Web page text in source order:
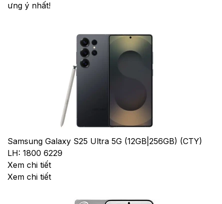
ưng ý nhất!
Samsung Galaxy S25 Ultra 5G (12GB|256GB) (CTY)
LH: 1800 6229
Xem chi tiết
Xem chi tiết